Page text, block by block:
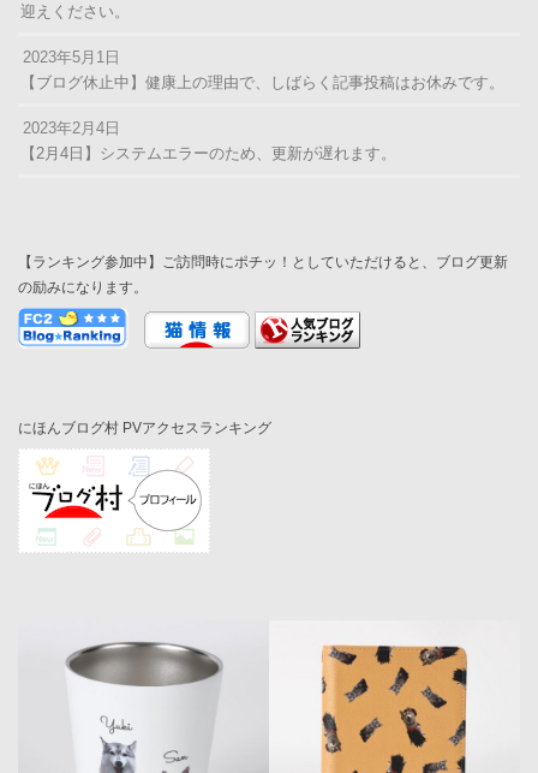
迎えください。
2023年5月1日
【ブログ休止中】健康上の理由で、しばらく記事投稿はお休みです。
2023年2月4日
【2月4日】システムエラーのため、更新が遅れます。
【ランキング参加中】ご訪問時にポチッ！としていただけると、ブログ更新
の励みになります。
にほんブログ村 PVアクセスランキング